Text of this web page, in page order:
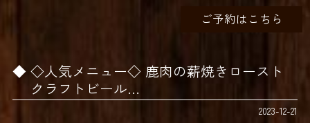
ご予約はこちら
◇人気メニュー◇ 鹿肉の薪焼きロースト
クラフトビール…
2023-12-21